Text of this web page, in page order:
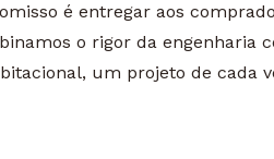
é entregar aos
o rigor da engenharia
um projeto de cada